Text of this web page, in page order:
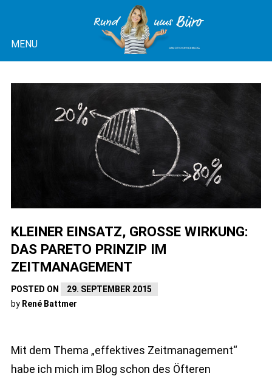
content
RUND UMS BÜRO
MENU
KLEINER EINSATZ, GROSSE WIRKUNG: D
AS PARETO PRINZIP IM Z
EITMANAGEMENT
POSTED ON
29. SEPTEMBER 2015
by René Battmer
Mit dem Thema „effektives Zeitmanagement“
habe ich mich im Blog schon des Öfteren